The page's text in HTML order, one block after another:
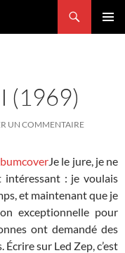
(1969)
UN COMMENTAIRE
Je le jure, je ne
intéressant : je voulais
et maintenant que je
exceptionnelle pour
ont demandé des
sur Led Zep, c’est